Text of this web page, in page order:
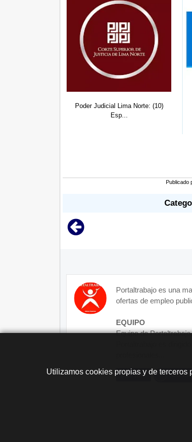
OSINERGMIN: (10) Jefes,
Asistentes,...
Publicado
Portaltrabajo es una
ofertas de empleo
EQUIPO
Equipo de Portaltrabajo.
Más Info
Utilizamos cookies propias y de